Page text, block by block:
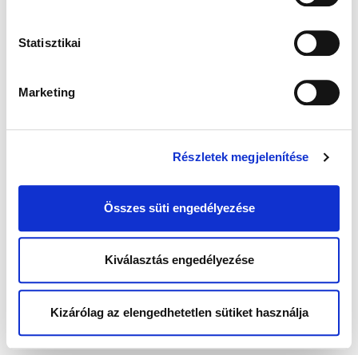
Statisztikai
Marketing
Részletek megjelenítése
Összes süti engedélyezése
Kiválasztás engedélyezése
Kizárólag az elengedhetetlen sütiket használja